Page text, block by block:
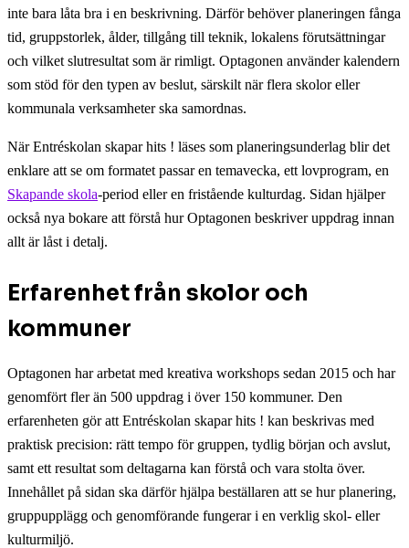
inte bara låta bra i en beskrivning. Därför behöver planeringen fånga
tid, gruppstorlek, ålder, tillgång till teknik, lokalens förutsättningar
och vilket slutresultat som är rimligt. Optagonen använder kalendern
som stöd för den typen av beslut, särskilt när flera skolor eller
kommunala verksamheter ska samordnas.
När Entréskolan skapar hits ! läses som planeringsunderlag blir det
enklare att se om formatet passar en temavecka, ett lovprogram, en
Skapande skola-period eller en fristående kulturdag. Sidan hjälper
också nya bokare att förstå hur Optagonen beskriver uppdrag innan
allt är låst i detalj.
Erfarenhet från skolor och
kommuner
Optagonen har arbetat med kreativa workshops sedan 2015 och har
genomfört fler än 500 uppdrag i över 150 kommuner. Den
erfarenheten gör att Entréskolan skapar hits ! kan beskrivas med
praktisk precision: rätt tempo för gruppen, tydlig början och avslut,
samt ett resultat som deltagarna kan förstå och vara stolta över.
Innehållet på sidan ska därför hjälpa beställaren att se hur planering,
gruppupplägg och genomförande fungerar i en verklig skol- eller
kulturmiljö.